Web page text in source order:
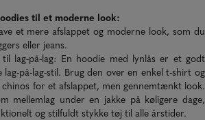
til et moderne look:
et mere afslappet og moderne look, som du
eller jeans.
lag-på-lag: En hoodie med lynlås er et godt
på-lag-stil. Brug den over en enkel t-shirt og
chinos for et afslappet, men gennemtænkt look.
mellemlag under en jakke på køligere dage,
og stilfuldt stykke tøj til alle årstider.